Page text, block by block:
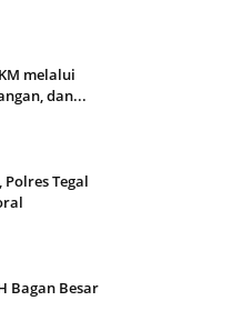
melalui
dan...
Tegal
Bagan Besar